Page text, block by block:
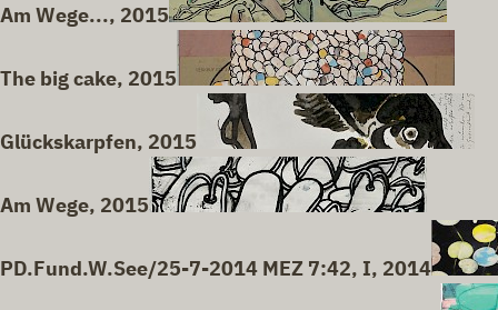
Am Wege..., 2015
The big cake, 2015
Glückskarpfen, 2015
Am Wege, 2015
PD.Fund.W.See/25-7-2014 MEZ 7:42, I, 2014